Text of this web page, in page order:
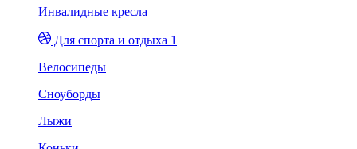
Инвалидные кресла
Для спорта и отдыха 1
Велосипеды
Сноуборды
Лыжи